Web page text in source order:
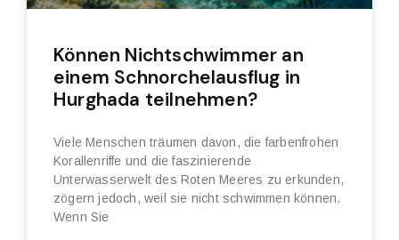
Können Nichtschwimmer an
einem Schnorchelausflug in
Hurghada teilnehmen?
Viele Menschen träumen davon, die farbenfrohen
Korallenriffe und die faszinierende
Unterwasserwelt des Roten Meeres zu erkunden,
zögern jedoch, weil sie nicht schwimmen können.
Wenn Sie